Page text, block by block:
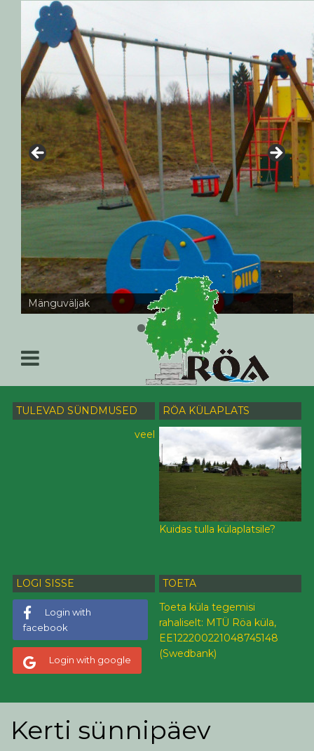
Mänguväljak
Kerti sünnipäev
TULEVAD SÜNDMUSED
veel
RÖA KÜLAPLATS
Kuidas tulla külaplatsile?
LOGI SISSE
Login with
facebook
Login with google
TOETA
Toeta küla tegemisi
rahaliselt: MTÜ Röa küla,
EE122200221048745148
(Swedbank)